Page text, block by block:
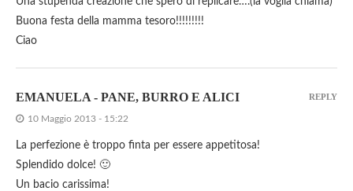
Buona festa della mamma tesoro!!!!!!!!!
Ciao
EMANUELA - PANE, BURRO E ALICI
10 Maggio 2013 - 15:22
La perfezione è troppo finta per essere appetitosa!
Splendido dolce! 🙂
Un bacio carissima!
REPLY